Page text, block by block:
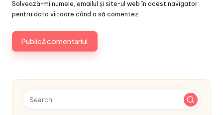
Salvează-mi numele, emailul și site-ul web în acest navigator
pentru data viitoare când o să comentez.